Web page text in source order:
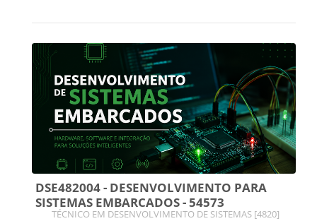
DSE482004 - DESENVOLVIMENTO PARA
SISTEMAS EMBARCADOS - 54573
Categoria do curso
TÉCNICO EM DESENVOLVIMENTO DE SISTEMAS [4820]